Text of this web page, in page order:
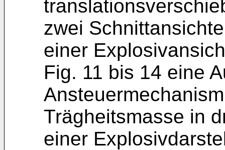
zwei
einer
Fig. 11 bis 14 eine
Trägheitsmasse in
einer